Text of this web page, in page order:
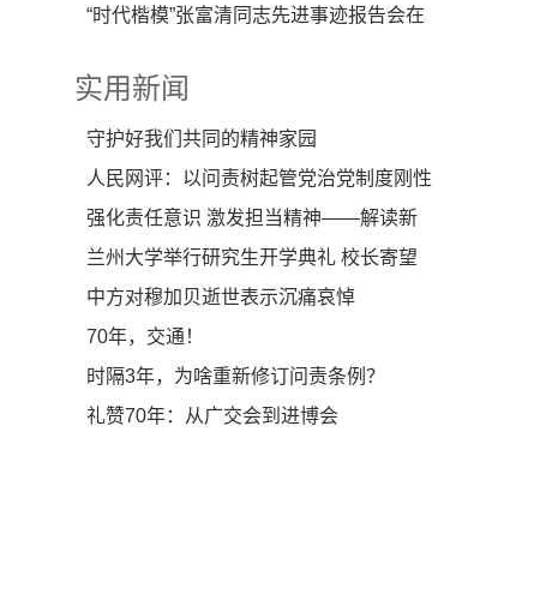
“时代楷模”张富清同志先进事迹报告会在
实用新闻
守护好我们共同的精神家园
人民网评：以问责树起管党治党制度刚性
强化责任意识 激发担当精神——解读新
修订《中国共产
兰州大学举行研究生开学典礼 校长寄望
“学思并重”
中方对穆加贝逝世表示沉痛哀悼
70年，交通！
时隔3年，为啥重新修订问责条例？
礼赞70年：从广交会到进博会